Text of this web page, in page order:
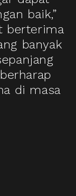
baik,”
berterima
banyak
di masa